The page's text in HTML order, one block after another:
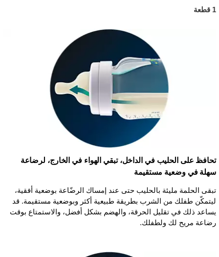
1 قطعة
تحافظ على الحليب في الداخل، تبقي الهواء في الخارج، لرضاعة
سهلة في وضعية مستقيمة
تبقى الحلمة مليئة بالحليب حتى عند إمساك الرضّاعة بوضعية أفقية،
ليتمكّن طفلك من الشرب بطريقة طبيعية أكثر وبوضعية مستقيمة. قد
يساعد ذلك في تقليل الحرقة، والهضم بشكل أفضل، والاستمتاع بوقت
رضاعة مريح لك ولطفلك.